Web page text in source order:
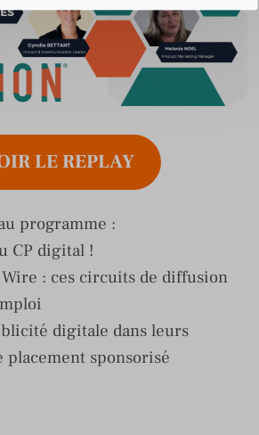
LE REPLAY
programme :
CP digital !
: ces circuits de diffusion
digitale dans leurs
placement sponsorisé